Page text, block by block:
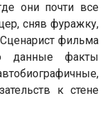
они почти все
сняв фуражку,
Сценарист фильма
данные факты
к стене